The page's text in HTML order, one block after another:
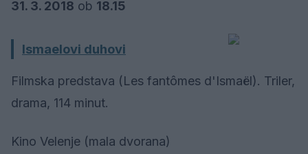
31. 3. 2018 ob 18.15
Ismaelovi duhovi
Filmska predstava (Les fantômes d'Ismaël). Triler,
drama, 114 minut.
Kino Velenje (mala dvorana)